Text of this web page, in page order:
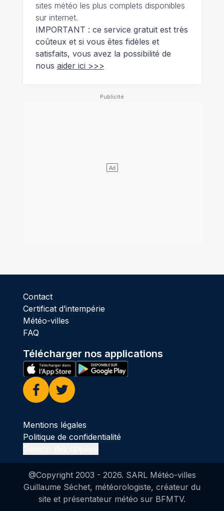
sites météo les plus complets disponibles
sur internet.
IMPORTANT : ce service gratuit est très
coûteux et si vous êtes fidèles et
satisfaits, vous avez la possibilité de
nous aider ici >>>
Contact
Certificat d’intempérie
Météo-villes
FAQ
Télécharger nos applications
Facebook
Twitter
Mentions légales
Politique de confidentialité
@Copyright 2003 - 2026. SARL Météo-villes
Guillaume Séchet, météorologiste, créateur du
site et présentateur météo sur BFMTV.